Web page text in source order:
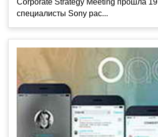
Corporate Strategy Meeting прошла
специалисты Sony рас...